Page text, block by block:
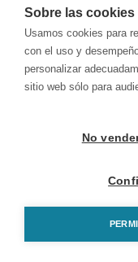
Sobre las cookies
Usamos cookies para
con el uso y
personalizar
sitio web sólo para
No